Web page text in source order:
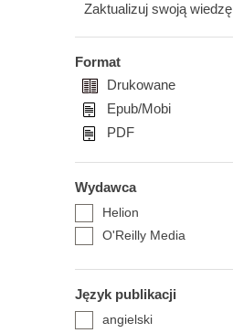
Zaktualizuj swoją wiedzę
Format
Drukowane
Epub/Mobi
PDF
Wydawca
Helion
O'Reilly Media
Język publikacji
angielski